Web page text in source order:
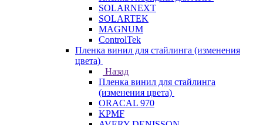
SOLARNEXT
SOLARTEK
MAGNUM
ControlTek
Пленка винил для стайлинга (изменения
цвета)
Назад
Пленка винил для стайлинга
(изменения цвета)
ORACAL 970
KPMF